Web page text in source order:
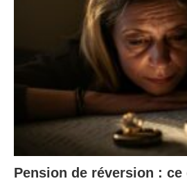
Pension de réversion : ce